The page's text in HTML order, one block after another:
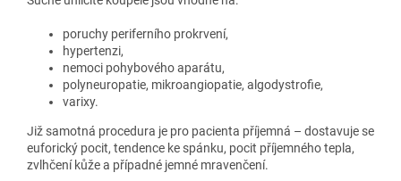
poruchy periferního prokrvení,
hypertenzi,
nemoci pohybového aparátu,
polyneuropatie, mikroangiopatie, algodystrofie,
varixy.
Již samotná procedura je pro pacienta příjemná – dostavuje se
euforický pocit, tendence ke spánku, pocit příjemného tepla,
zvlhčení kůže a případné jemné mravenčení.